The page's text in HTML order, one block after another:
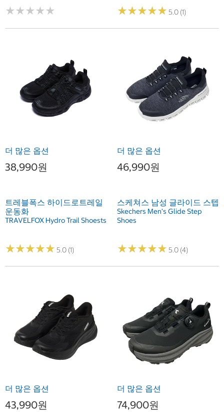
★★★★★
★★★★★ ★★★★★
★★★★★ 5.0 (1)
더 많은 옵션
38,990원
트레블폭스 하이드로트레일
운동화
TRAVELFOX Hydro Trail Shoests
★★★★★
★★★★★ 5.0 (1)
더 많은 옵션
46,990원
스케쳐스 남성 글라이드 스텝
Skechers Men's Glide Step
Shoes
★★★★★
★★★★★ 5.0 (4)
더 많은 옵션
43,990원
더 많은 옵션
74,900원